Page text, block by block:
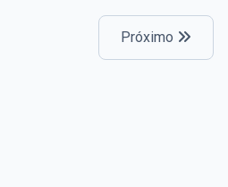
Próximo